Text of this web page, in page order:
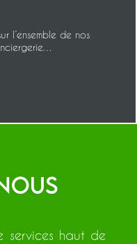
l’ensemble de nos
services haut de